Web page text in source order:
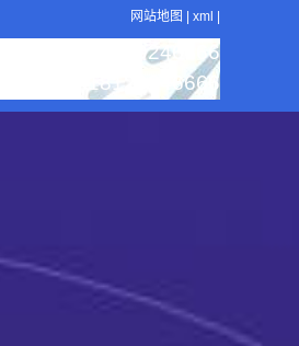
网站地图 xml
：18129246666
：18129246666